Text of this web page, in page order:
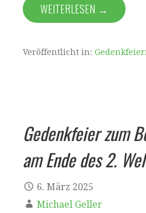
WEITERLESEN →
Veröffentlicht in:
Gedenkfeier zum
am Ende des 2.
6. März 2025
Michael Geller